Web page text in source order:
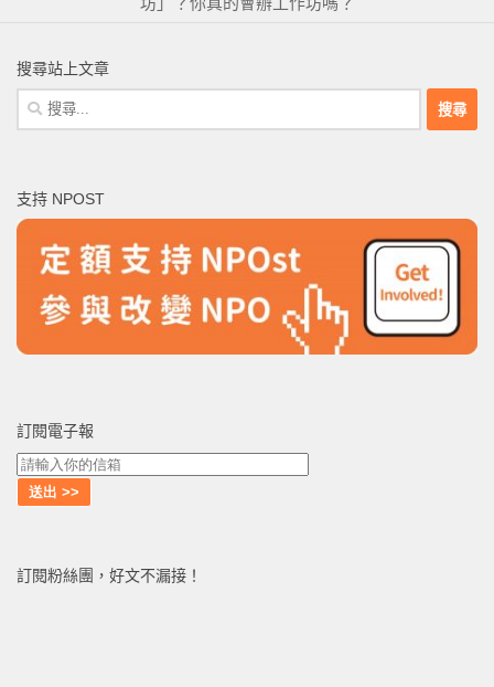
搜尋站上文章
搜
尋
字:
支持 NPOST
訂閱電子報
訂閱粉絲團，好文不漏接！